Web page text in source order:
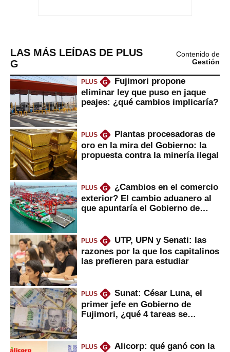
LAS MÁS LEÍDAS DE PLUS
G
Contenido de
Gestión
PLUS G
Fujimori propone
eliminar ley que puso en jaque
peajes: ¿qué cambios implicaría?
PLUS G
Plantas procesadoras de
oro en la mira del Gobierno: la
propuesta contra la minería ilegal
PLUS G
¿Cambios en el comercio
exterior? El cambio aduanero al
que apuntaría el Gobierno de
PLUS G
UTP, UPN y Senati: las
razones por la que los capitalinos
las prefieren para estudiar
PLUS G
Sunat: César Luna, el
primer jefe en Gobierno de
Fujimori, ¿qué 4 tareas se
PLUS G
Alicorp: qué ganó con la